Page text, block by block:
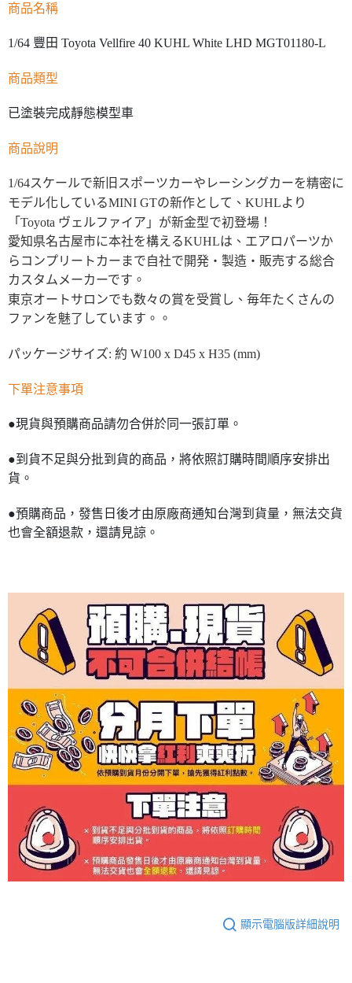
商品名稱
1/64 豐田 Toyota Vellfire 40 KUHL White LHD MGT01180-L
商品類型
已塗裝完成靜態模型車
商品說明
1/64スケールで新旧スポーツカーやレーシングカーを精密に
モデル化しているMINI GTの新作として、KUHLより
「Toyota ヴェルファイア」が新金型で初登場！
愛知県名古屋市に本社を構えるKUHLは、エアロパーツか
らコンプリートカーまで自社で開発・製造・販売する総合
カスタムメーカーです。
東京オートサロンでも数々の賞を受賞し、毎年たくさんの
ファンを魅了しています。。
パッケージサイズ: 約 W100 x D45 x H35 (mm)
下單注意事項
●現貨與預購商品請勿合併於同一張訂單。
●到貨不足與分批到貨的商品，將依照訂購時間順序安排出
貨。
●預購商品，發售日後才由原廠商通知台灣到貨量，無法交貨
也會全額退款，還請見諒。
顯示電腦版詳細說明